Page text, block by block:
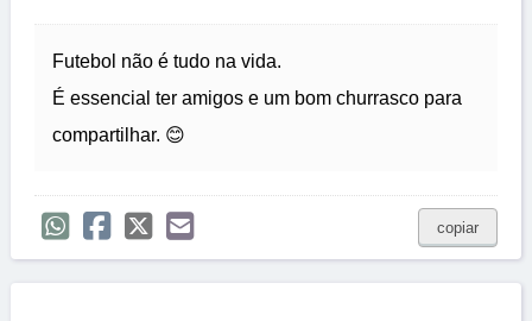
Futebol não é tudo na vida.
É essencial ter amigos e um bom churrasco para
compartilhar. 😊
copiar